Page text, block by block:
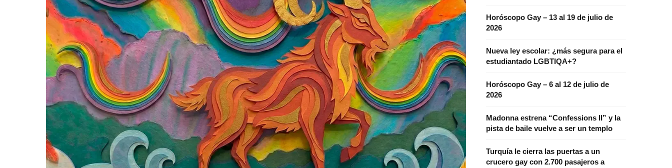
Horóscopo Gay – 13 al 19 de julio de
2026
Nueva ley escolar: ¿más segura para el
estudiantado LGBTIQA+?
Horóscopo Gay – 6 al 12 de julio de
2026
Madonna estrena “Confessions II” y la
pista de baile vuelve a ser un templo
Turquía le cierra las puertas a un
crucero gay con 2.700 pasajeros a